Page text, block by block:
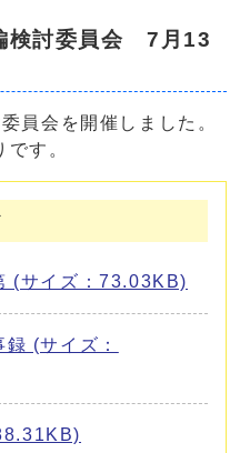
検討委員会 7月13
員会を開催しました。
す。
(サイズ：73.03KB)
(サイズ：